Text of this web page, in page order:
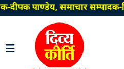
दीपक पाण्डेय, समाचार